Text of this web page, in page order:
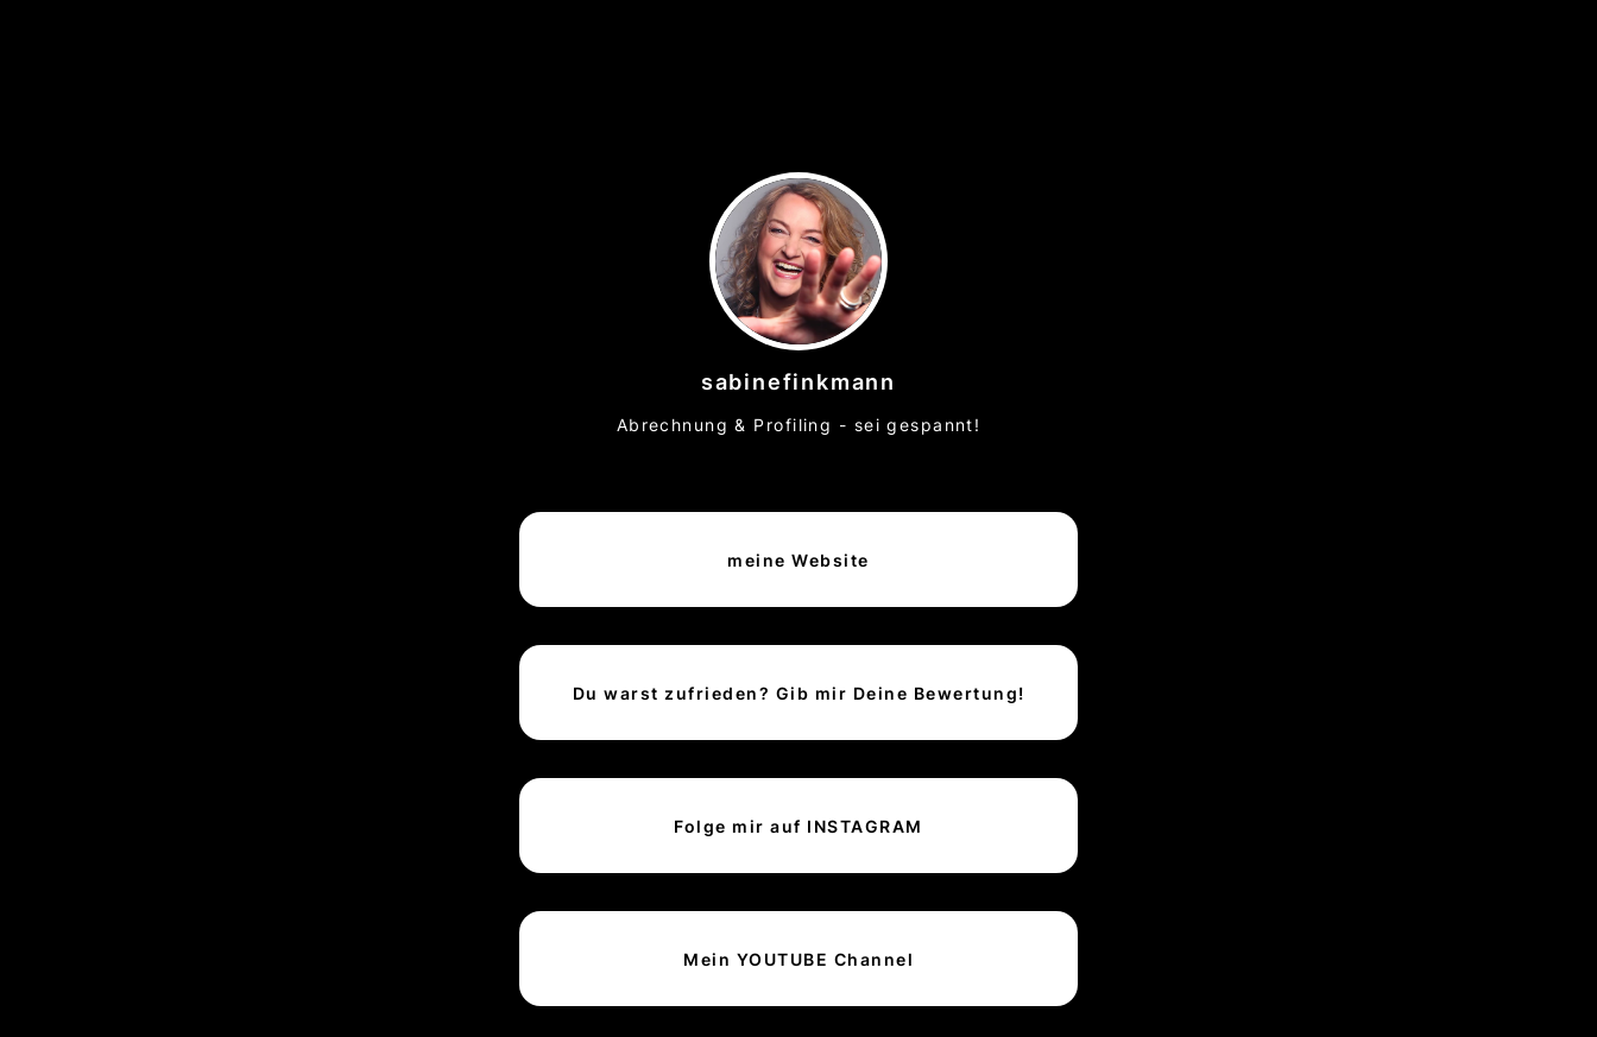
sabinefinkmann
Abrechnung & Profiling - sei gespannt!
meine Website
Du warst zufrieden? Gib mir Deine Bewertung!
Folge mir auf INSTAGRAM
Mein YOUTUBE Channel